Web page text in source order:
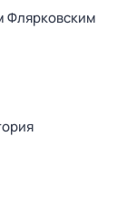
Флярковским